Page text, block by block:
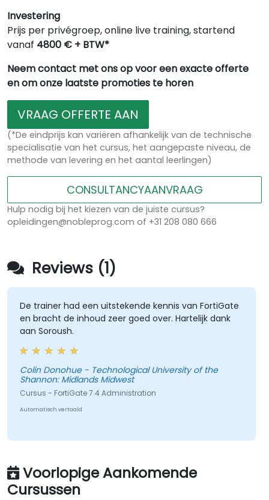
Investering
Prijs per privégroep, online live training, startend
vanaf 4800 € + BTW*
Neem contact met ons op voor een exacte offerte
en om onze laatste promoties te horen
VRAAG OFFERTE AAN
(*De eindprijs kan variëren afhankelijk van de technische
specialisatie van het cursus, het aangepaste niveau, de
methode van levering en het aantal leerlingen)
CONSULTANCYAANVRAAG
Hulp nodig bij het kiezen van de juiste cursus?
opleidingen@nobleprog.com of +31 208 080 666
Reviews (1)
De trainer had een uitstekende kennis van FortiGate
en bracht de inhoud zeer goed over. Hartelijk dank
aan Soroush.
Colin Donohue - Technological University of the
Shannon: Midlands Midwest
Cursus - FortiGate 7.4 Administration
Automatisch vertaald
Voorlopige Aankomende
Cursussen